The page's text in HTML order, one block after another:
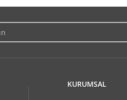
Yorum Yaz
KURUMSAL